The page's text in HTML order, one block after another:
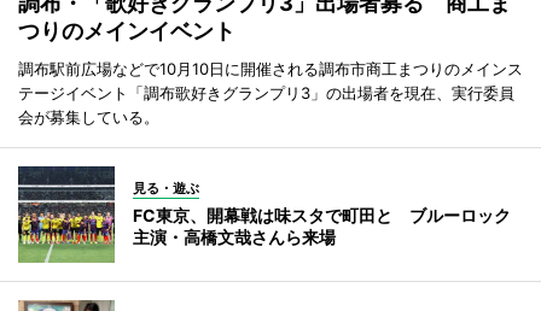
つりのメインイベント
調布駅前広場などで10月10日に開催される調布市商工まつりのメインス
テージイベント「調布歌好きグランプリ3」の出場者を現在、実行委員
会が募集している。
見る・遊ぶ
FC東京、開幕戦は味スタで町田と ブルーロック
主演・高橋文哉さんら来場